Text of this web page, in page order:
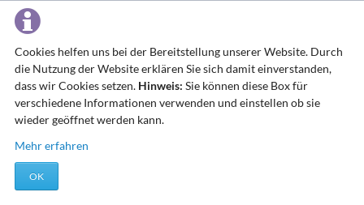
Cookies helfen uns bei der Bereitstellung unserer Website. Durch
die Nutzung der Website erklären Sie sich damit einverstanden,
dass wir Cookies setzen. Hinweis: Sie können diese Box für
verschiedene Informationen verwenden und einstellen ob sie
wieder geöffnet werden kann.
Mehr erfahren
OK